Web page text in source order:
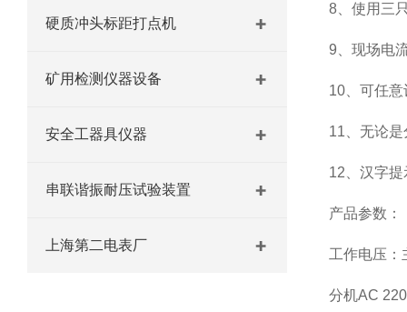
硬质冲头标距打点机
矿用检测仪器设备
安全工器具仪器
串联谐振耐压试验装置
上海第二电表厂
8、使用三
9、现场电
10、可任
11、无论
12、汉字
产品参数：
工作电压：
分机AC